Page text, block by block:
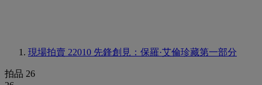
現場拍賣 22010 先鋒創見：保羅·艾倫珍藏第一部分
拍品 26